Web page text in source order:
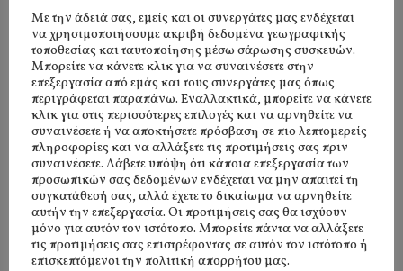
ΚΑΤΗΓΟΡΙΕΣ ΞΗΡΩΝ ΚΑΡΠΩΝ
Με την άδειά σας, εμείς και οι συνεργάτες μας ενδέχεται
να χρησιμοποιήσουμε ακριβή δεδομένα γεωγραφικής
τοποθεσίας και ταυτοποίησης μέσω σάρωσης συσκευών.
Μπορείτε να κάνετε κλικ για να συναινέσετε στην
επεξεργασία από εμάς και τους συνεργάτες μας όπως
περιγράφεται παραπάνω. Εναλλακτικά, μπορείτε να κάνετε
κλικ για στις περισσότερες επιλογές και να αρνηθείτε να
συναινέσετε ή να αποκτήσετε πρόσβαση σε πιο λεπτομερείς
πληροφορίες και να αλλάξετε τις προτιμήσεις σας πριν
συναινέσετε. Λάβετε υπόψη ότι κάποια επεξεργασία των
προσωπικών σας δεδομένων ενδέχεται να μην απαιτεί τη
συγκατάθεσή σας, αλλά έχετε το δικαίωμα να αρνηθείτε
αυτήν την επεξεργασία. Οι προτιμήσεις σας θα ισχύουν
μόνο για αυτόν τον ιστότοπο. Μπορείτε πάντα να αλλάξετε
τις προτιμήσεις σας επιστρέφοντας σε αυτόν τον ιστότοπο ή
επισκεπτόμενοι την πολιτική απορρήτου μας.